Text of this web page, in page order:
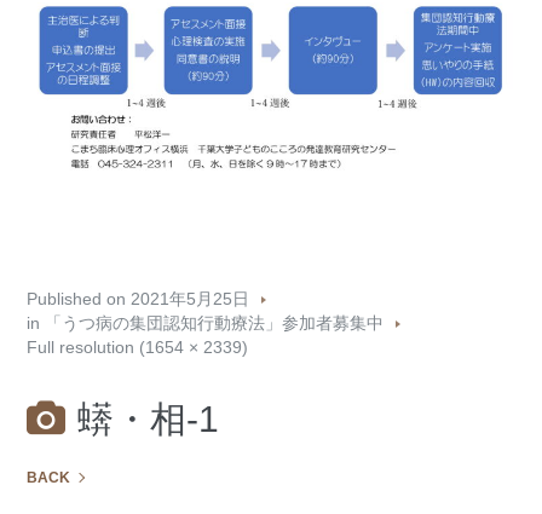
Published on 2021年5月25日
in
「うつ病の集団認知行動療法」参加者募集中
Full resolution (1654 × 2339)
蠎・相-1
BACK